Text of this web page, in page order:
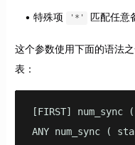
特殊项 '*' 匹配任意
这个参数使用下面的语法
表：
[FIRST]
ANY num_sync (